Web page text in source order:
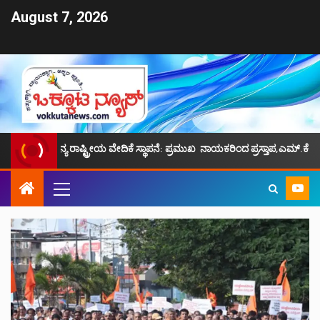
August 7, 2026
ವೇದಿಕೆ ಸ್ಥಾಪನೆ: ಪ್ರಮುಖ ನಾಯಕರಿಂದ ಪ್ರಸ್ತಾಪ,ಎಮ್.ಕೆ.ಫೈಝಿ ನೇತೃತ್ವ.